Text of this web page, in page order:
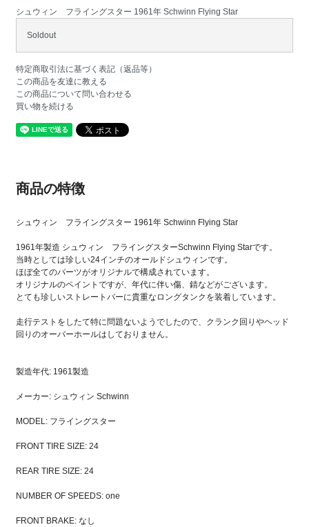
シュウィン フライングスター 1961年 Schwinn Flying Star
Soldout
特定商取引法に基づく表記（返品等）
この商品を友達に教える
この商品について問い合わせる
買い物を続ける
商品の特徴
シュウィン フライングスター 1961年 Schwinn Flying Star
1961年製造 シュウィン フライングスターSchwinn Flying Starです。
当時としては珍しい24インチのオールドシュウィンです。
ほぼ全てのパーツがオリジナルで構成されています。
オリジナルのペイントですが、年代に伴い傷、錆などがございます。
とても珍しいストレートバーに貴重なロングタンクを装着しています。
走行テストをしたて特に問題ないようでしたので、クランク回りやヘッド
回りのオーバーホールはしておりません。
製造年代: 1961製造
メーカー: シュウィン Schwinn
MODEL: フライングスター
FRONT TIRE SIZE: 24
REAR TIRE SIZE: 24
NUMBER OF SPEEDS: one
FRONT BRAKE: なし